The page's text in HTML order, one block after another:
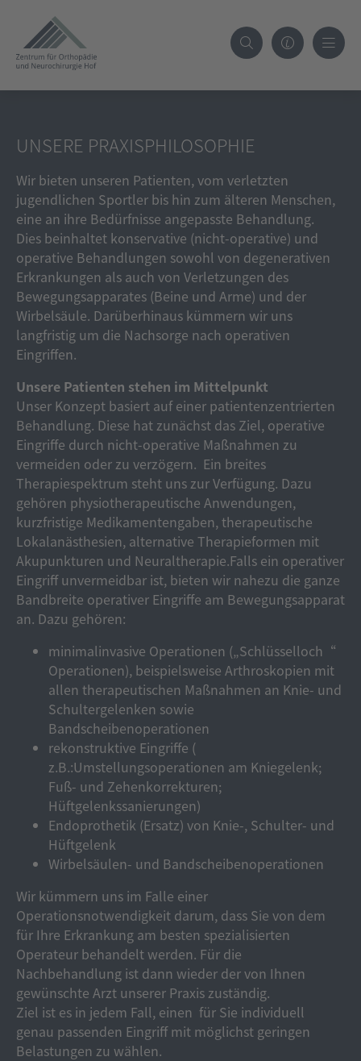
UNSERE PRAXISPHILOSOPHIE
Wir bieten unseren Patienten, vom verletzten
jugendlichen Sportler bis hin zum älteren Menschen,
eine an ihre Bedürfnisse angepasste Behandlung.
Dies beinhaltet konservative (nicht-operative) und
operative Behandlungen sowohl von degenerativen
Erkrankungen als auch von Verletzungen des
Bewegungsapparates (Beine und Arme) und der
Wirbelsäule. Darüberhinaus kümmern wir uns
langfristig um die Nachsorge nach operativen
Eingriffen.
Unsere Patienten stehen im Mittelpunkt
Unser Konzept basiert auf einer patientenzentrierten
Behandlung. Diese hat zunächst das Ziel, operative
Eingriffe durch nicht-operative Maßnahmen zu
vermeiden oder zu verzögern. Ein breites
Therapiespektrum steht uns zur Verfügung. Dazu
gehören physiotherapeutische Anwendungen,
kurzfristige Medikamentengaben, therapeutische
Lokalanästhesien, alternative Therapieformen mit
Akupunkturen und Neuraltherapie.Falls ein operativer
Eingriff unvermeidbar ist, bieten wir nahezu die ganze
Bandbreite operativer Eingriffe am Bewegungsapparat
an. Dazu gehören:
minimalinvasive Operationen („Schlüsselloch“
Operationen), beispielsweise Arthroskopien mit
allen therapeutischen Maßnahmen an Knie- und
Schultergelenken sowie
Bandscheibenoperationen
rekonstruktive Eingriffe (
z.B.:Umstellungsoperationen am Kniegelenk;
Fuß- und Zehenkorrekturen;
Hüftgelenkssanierungen)
Endoprothetik (Ersatz) von Knie-, Schulter- und
Hüftgelenk
Wirbelsäulen- und Bandscheibenoperationen
Wir kümmern uns im Falle einer
Operationsnotwendigkeit darum, dass Sie von dem
für Ihre Erkrankung am besten spezialisierten
Operateur behandelt werden. Für die
Nachbehandlung ist dann wieder der von Ihnen
gewünschte Arzt unserer Praxis zuständig.
Ziel ist es in jedem Fall, einen für Sie individuell
genau passenden Eingriff mit möglichst geringen
Belastungen zu wählen.